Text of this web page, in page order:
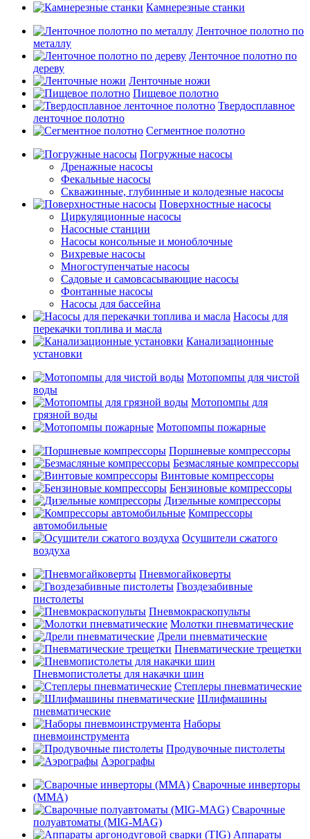
Камнерезные станки
Ленточное полотно по
металлу
Ленточное полотно по
дереву
Ленточные ножи
Пищевое полотно
Твердосплавное
ленточное полотно
Сегментное полотно
Погружные насосы
Дренажные насосы
Фекальные насосы
Скважинные, глубинные и колодезные насосы
Поверхностные насосы
Циркуляционные насосы
Насосные станции
Насосы консольные и моноблочные
Вихревые насосы
Многоступенчатые насосы
Садовые и самовсасывающие насосы
Фонтанные насосы
Насосы для бассейна
Насосы для
перекачки топлива и масла
Канализационные
установки
Мотопомпы для чистой
воды
Мотопомпы для
грязной воды
Мотопомпы пожарные
Поршневые компрессоры
Безмасляные компрессоры
Винтовые компрессоры
Бензиновые компрессоры
Дизельные компрессоры
Компрессоры
автомобильные
Осушители сжатого
воздуха
Пневмогайковерты
Гвоздезабивные
пистолеты
Пневмокраскопульты
Молотки пневматические
Дрели пневматические
Пневматические трещетки
Пневмопистолеты для накачки шин
Степлеры пневматические
Шлифмашины
пневматические
Наборы
пневмоинструмента
Продувочные пистолеты
Аэрографы
Сварочные инверторы
(MMA)
Сварочные
полуавтоматы (MIG-MAG)
Аппараты